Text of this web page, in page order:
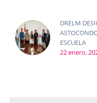
DRELM
ESCUELA
22 enero,